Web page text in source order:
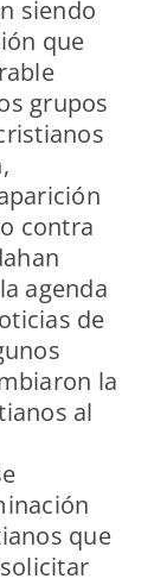
siendo
que
grupos
contra
agenda
de
la
al
que